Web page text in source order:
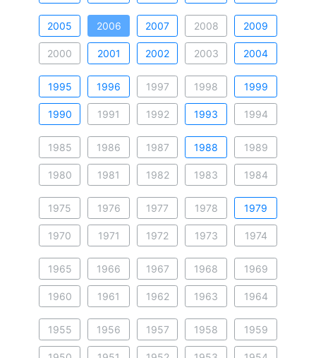
2005 2006 2007 2008 2009
2000 2001 2002 2003 2004
1995 1996 1997 1998 1999
1990 1991 1992 1993 1994
1985 1986 1987 1988 1989
1980 1981 1982 1983 1984
1975 1976 1977 1978 1979
1970 1971 1972 1973 1974
1965 1966 1967 1968 1969
1960 1961 1962 1963 1964
1955 1956 1957 1958 1959